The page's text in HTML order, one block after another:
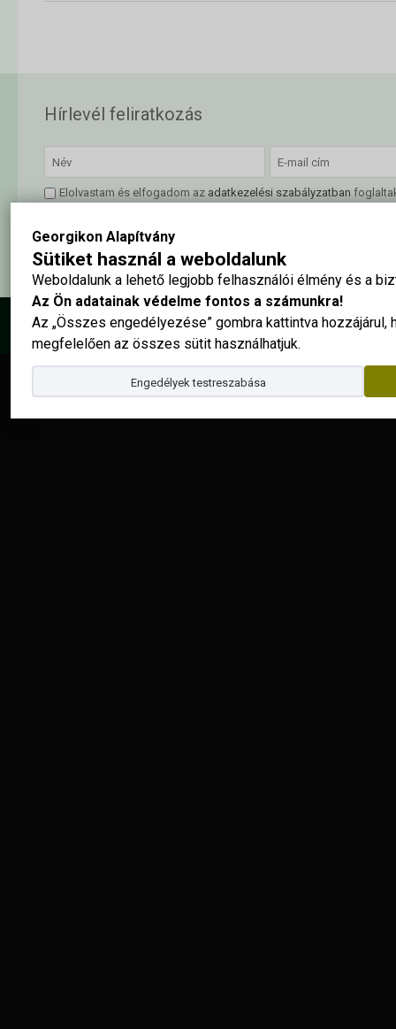
Georgikon Alapítvány
Sütiket használ a weboldalunk
Weboldalunk a lehető legjobb felhasználói élmény és a
Az Ön adatainak védelme fontos a számunkra!
Az „Összes engedélyezése” gombra kattintva hozzájárul,
megfelelően az összes sütit használhatjuk.
Engedélyek testreszabása
Hírlevél feliratkozás
Elolvastam és elfogadom az adatkezelési szabályzatban
© 2025 - Georgikon Alapítvány | site by